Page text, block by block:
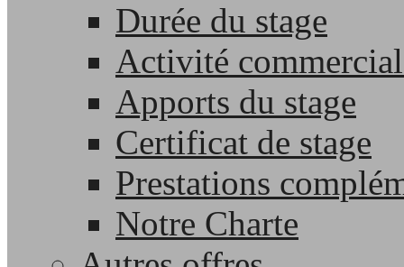
Durée du stage
Activité
Apports du stage
Certificat de stage
Prestations
Notre Charte